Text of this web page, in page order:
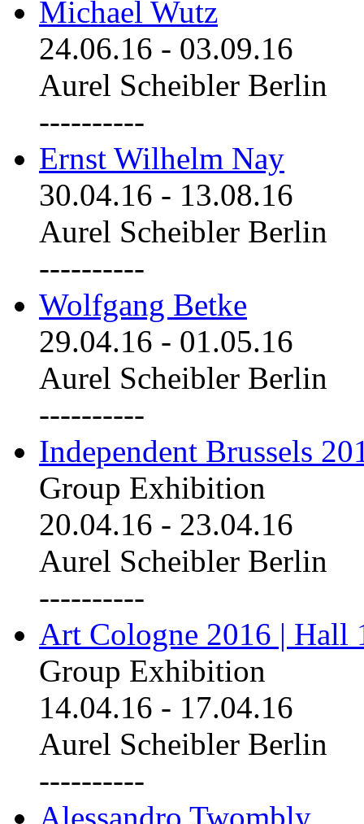
Michael Wutz
24.06.16 - 03.09.16
Aurel Scheibler Berlin
----------
Ernst Wilhelm Nay
30.04.16 - 13.08.16
Aurel Scheibler Berlin
----------
Wolfgang Betke
29.04.16 - 01.05.16
Aurel Scheibler Berlin
----------
Independent Brussels
Group Exhibition
20.04.16 - 23.04.16
Aurel Scheibler Berlin
----------
Art Cologne 2016 | Hall
Group Exhibition
14.04.16 - 17.04.16
Aurel Scheibler Berlin
----------
Alessandro Twombly